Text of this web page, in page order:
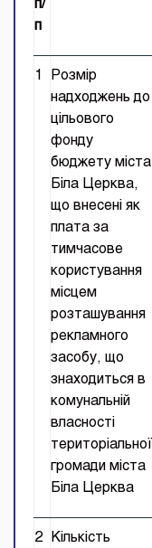
п/
п
1
Розмір
надходжень до
цільового
фонду
бюджету міста
Біла Церква,
що внесені як
плата за
тимчасове
користування
місцем
розташування
рекламного
засобу, що
знаходиться в
комунальній
власності
територіальної
громади міста
Біла Церква
2
Кількість